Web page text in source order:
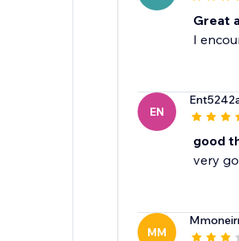
Great
I
EN
good
very
MM